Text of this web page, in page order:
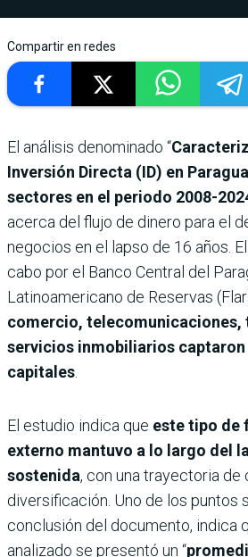
Compartir en redes
El análisis denominado “
Inversión Directa (ID) en
sectores en el periodo 2008-
acerca del flujo de dinero para el
negocios en el lapso de 16 años.
cabo por el Banco Central del
Latinoamericano de Reservas
comercio, telecomunicaciones,
servicios inmobiliarios
capitales.
El estudio indica que este tipo de
externo mantuvo a lo largo del
sostenida, con una trayectoria de
diversificación. Uno de los puntos
conclusión del documento, indica
analizado se presentó un “